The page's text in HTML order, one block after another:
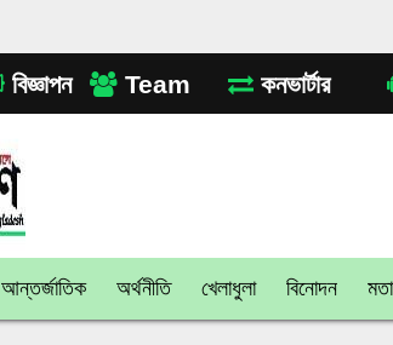
বিজ্ঞাপন Team কনভার্টার
আন্তর্জাতিক অর্থনীতি খেলাধুলা বিনোদন